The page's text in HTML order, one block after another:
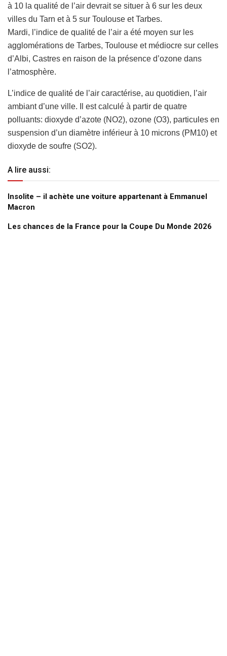
à 10 la qualité de l’air devrait se situer à 6 sur les deux
villes du Tarn et à 5 sur Toulouse et Tarbes.
Mardi, l’indice de qualité de l’air a été moyen sur les
agglomérations de Tarbes, Toulouse et médiocre sur celles
d’Albi, Castres en raison de la présence d’ozone dans
l’atmosphère.
L’indice de qualité de l’air caractérise, au quotidien, l’air
ambiant d’une ville. Il est calculé à partir de quatre
polluants: dioxyde d’azote (NO2), ozone (O3), particules en
suspension d’un diamètre inférieur à 10 microns (PM10) et
dioxyde de soufre (SO2).
A lire aussi:
Insolite – il achète une voiture appartenant à Emmanuel
Macron
Les chances de la France pour la Coupe Du Monde 2026